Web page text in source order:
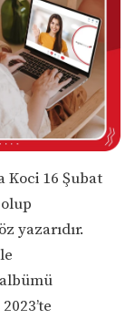
Koci 16 Şubat
yazarıdır.